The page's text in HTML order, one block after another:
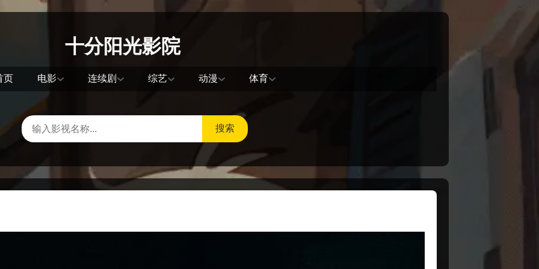
十分阳光影院
页 电影 连续剧 综艺 动漫 体育
搜索